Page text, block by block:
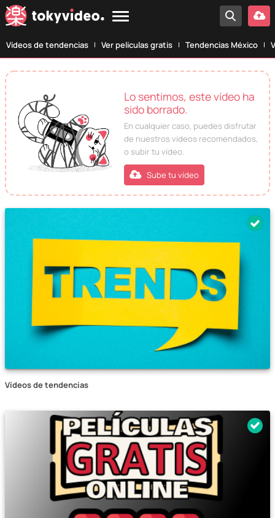
Vídeos de tendencias Ver películas gratis Tendencias México
Lo sentimos, este vídeo ha
sido borrado.
En cualquier caso, puedes disfrutar
de nuestros vídeos recomendados,
o subir tu vídeo.
Sube tu vídeo
Vídeos de tendencias